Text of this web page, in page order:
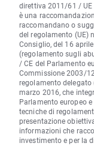
direttiva 2011/61 / UE
è una
raccomandano o
del regolamento (UE)
Consiglio, del 16
(regolamento sugli
/ CE del Parlamento
Commissione 2003/
regolamento delegato
marzo 2016, che
Parlamento europeo
tecniche di
presentazione
informazioni che
investimento e per la